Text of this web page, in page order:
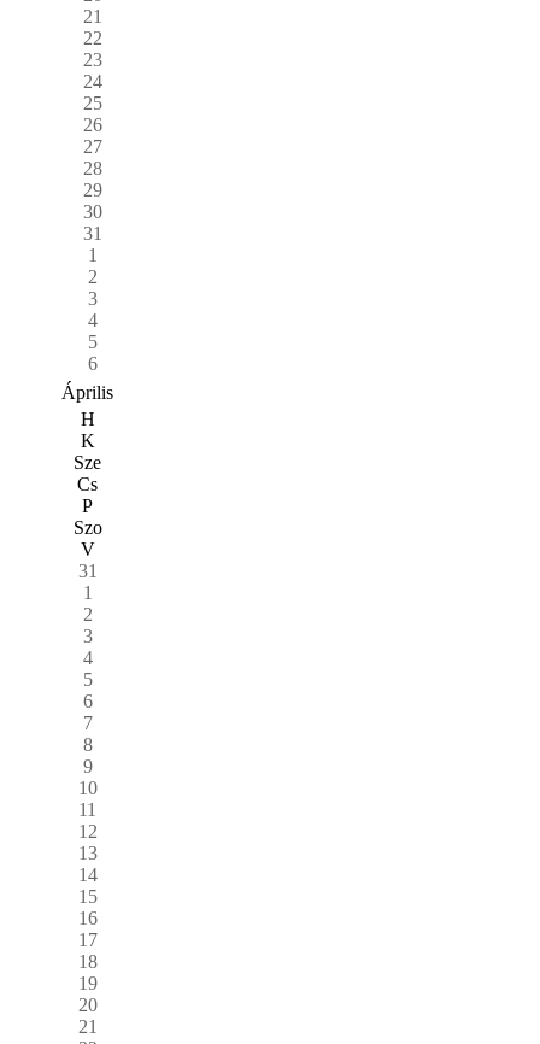
21
22
23
24
25
26
27
28
29
30
31
1
2
3
4
5
6
Április
H
K
Sze
Cs
P
Szo
V
31
1
2
3
4
5
6
7
8
9
10
11
12
13
14
15
16
17
18
19
20
21